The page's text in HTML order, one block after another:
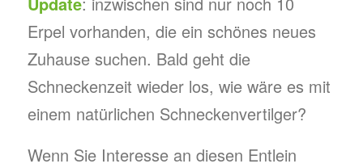
Erpel vorhanden, die ein schönes neues
Zuhause suchen. Bald geht die
Schneckenzeit wieder los, wie wäre es mit
einem natürlichen Schneckenvertilger?
Wenn Sie Interesse an diesen Entlein